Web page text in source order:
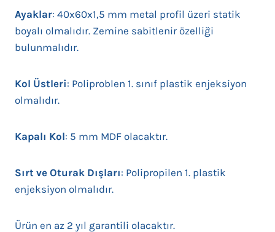
Ayaklar: 40x60x1,5 mm metal profil üzeri statik
boyalı olmalıdır. Zemine sabitlenir özelliği
bulunmalıdır.
Kol Üstleri: Poliproblen 1. sınıf plastik enjeksiyon
olmalıdır.
Kapalı Kol: 5 mm MDF olacaktır.
Sırt ve Oturak Dışları: Polipropilen 1. plastik
enjeksiyon olmalıdır.
Ürün en az 2 yıl garantili olacaktır.